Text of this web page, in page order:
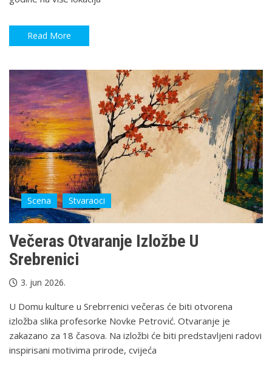
Read More
Scena Stvaraoci
Večeras Otvaranje Izložbe U
Srebrenici
3. jun 2026.
U Domu kulture u Srebrrenici večeras će biti otvorena
izložba slika profesorke Novke Petrović. Otvaranje je
zakazano za 18 časova. Na izložbi će biti predstavljeni radovi
inspirisani motivima prirode, cvijeća